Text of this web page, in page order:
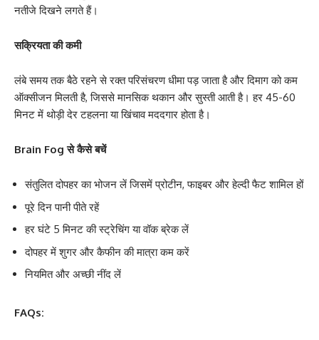
नतीजे दिखने लगते हैं।
सक्रियता की कमी
लंबे समय तक बैठे रहने से रक्त परिसंचरण धीमा पड़ जाता है और दिमाग को कम
ऑक्सीजन मिलती है, जिससे मानसिक थकान और सुस्ती आती है। हर 45-60
मिनट में थोड़ी देर टहलना या खिंचाव मददगार होता है।
Brain Fog से कैसे बचें
संतुलित दोपहर का भोजन लें जिसमें प्रोटीन, फाइबर और हेल्दी फैट शामिल हों
पूरे दिन पानी पीते रहें
हर घंटे 5 मिनट की स्ट्रेचिंग या वॉक ब्रेक लें
दोपहर में शुगर और कैफीन की मात्रा कम करें
नियमित और अच्छी नींद लें
FAQs: